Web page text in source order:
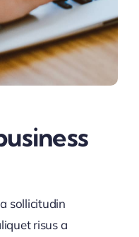
sollicitudin
risus a